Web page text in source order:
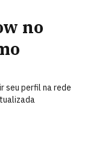
no
seu perfil na rede